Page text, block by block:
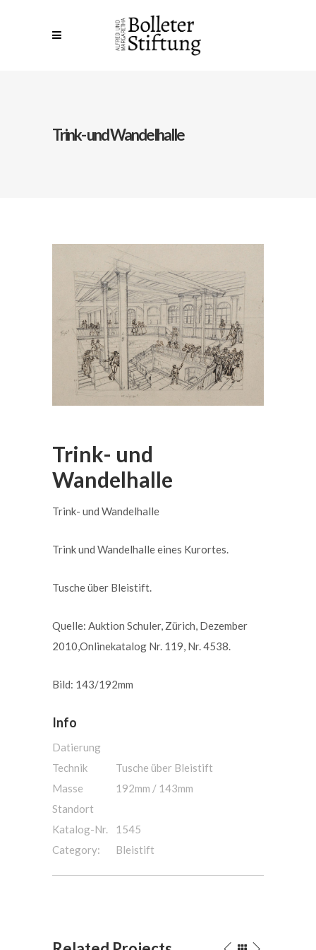
Trink- und Wandelhalle
Trink- und
Wandelhalle
Trink- und Wandelhalle
Trink und Wandelhalle eines Kurortes.
Tusche über Bleistift.
Quelle: Auktion Schuler, Zürich, Dezember
2010,Onlinekatalog Nr. 119, Nr. 4538.
Bild: 143/192mm
Info
Datierung
Technik
Tusche über Bleistift
Masse
192mm / 143mm
Standort
Katalog-Nr.
1545
Category:
Bleistift